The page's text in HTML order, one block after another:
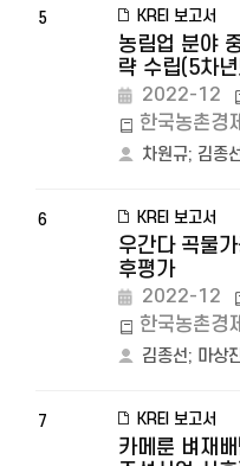
5 KREI 보고서
농림업 분야
략 수립(5차
2022-12
한국농촌경
차원규; 김종
6 KREI 보고서
우간다 곡물
후평가
2022-12
한국농촌경
김종선; 마상
7 KREI 보고서
카메룬 벼재